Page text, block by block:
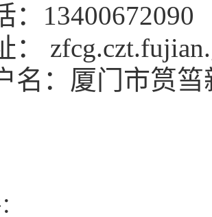
： 13400672090
：
名： 厦门市筼